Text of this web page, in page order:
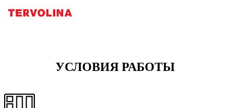
УСЛОВИЯ РАБОТЫ